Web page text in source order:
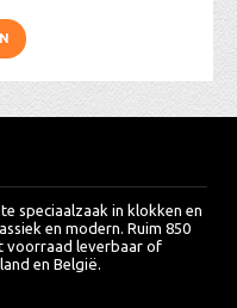
speciaalzaak in klokken en
en modern. Ruim 850
voorraad leverbaar of
en België.